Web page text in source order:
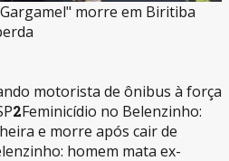
morre em Biritiba
motorista de ônibus à força
2Feminicídio no Belenzinho:
e morre após cair de
homem mata ex-